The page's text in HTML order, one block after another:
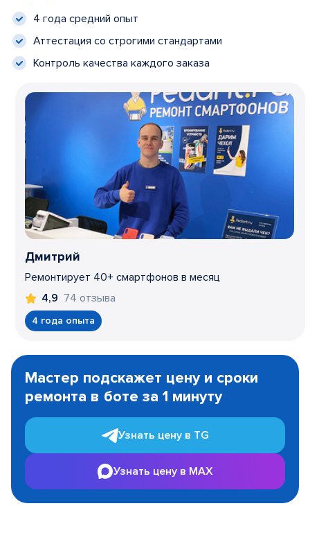
4 года средний опыт
Аттестация со строгими стандартами
Контроль качества каждого заказа
Дмитрий
Ремонтирует 40+ смартфонов в месяц
4,9 74 отзыва
4 года опыта
1
Мастер подскажет цену и сроки
ремонта в боте за 1 минуту
Узнать цену в TG
Узнать цену в MAX